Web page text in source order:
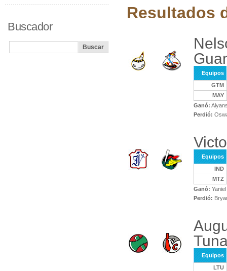
Resultados
Equipos
GTM
MAY
Ganó:
Perdió:
Equipos
IND
MTZ
Ganó:
Perdió:
Equipos
LTU
Buscador